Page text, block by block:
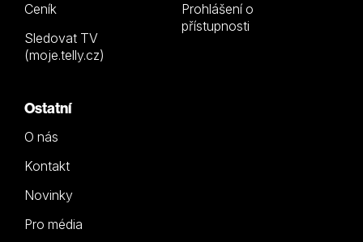
Ceník
Sledovat TV
(moje.telly.cz)
Prohlášení o
přístupnosti
Ostatní
O nás
Kontakt
Novinky
Pro média